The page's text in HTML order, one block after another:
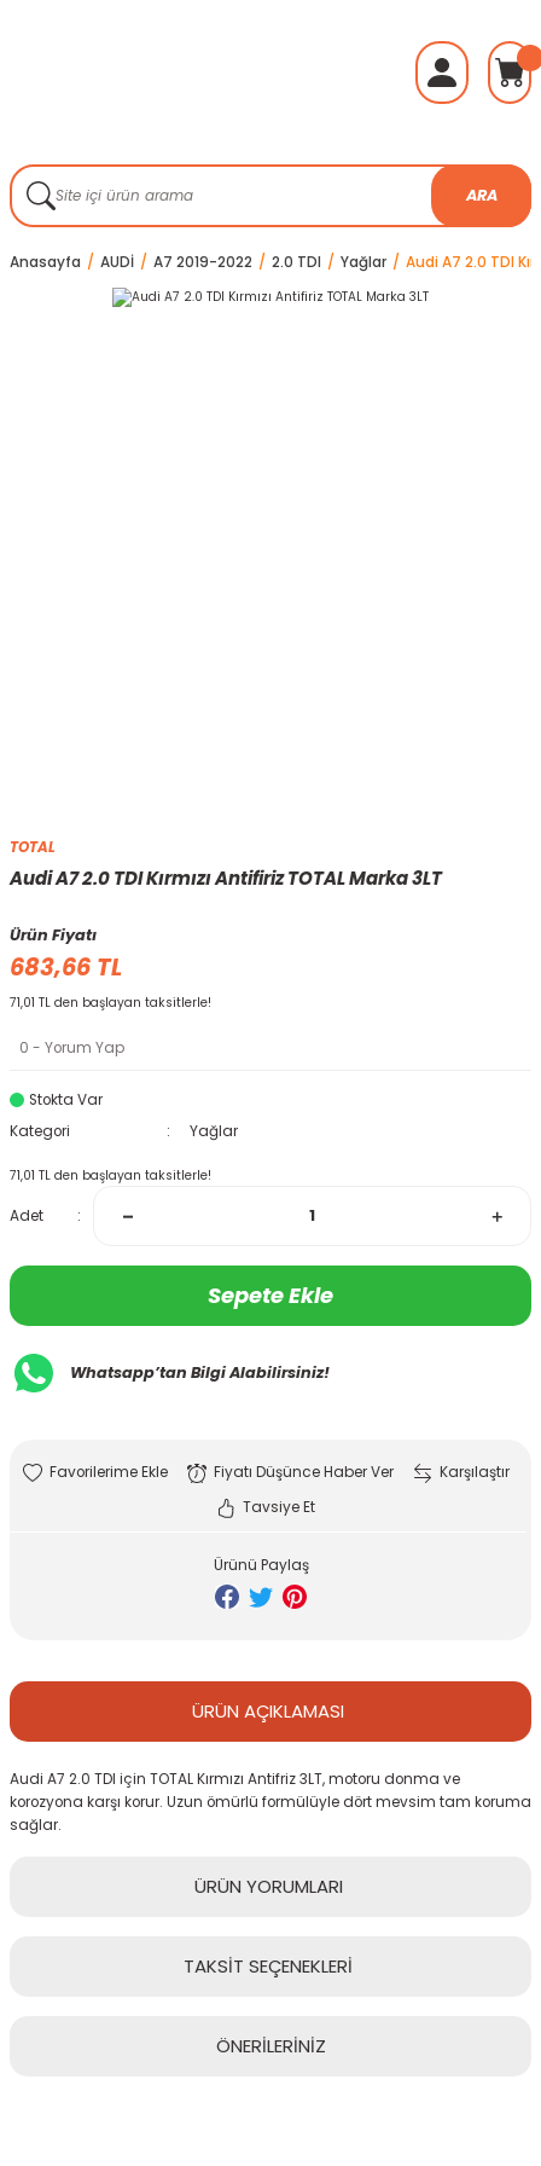
ARA
Anasayfa AUDİ A7 2019-2022 2.0 TDI Yağlar Audi A7 2.0 TDI
TOTAL
Audi A7 2.0 TDI Kırmızı Antifiriz TOTAL Marka 3LT
Ürün Fiyatı
683,66 TL
71,01 TL den başlayan taksitlerle!
0 - Yorum Yap
Stokta Var
Kategori
Yağlar
71,01 TL den başlayan taksitlerle!
Adet
Sepete Ekle
Whatsapp’tan Bilgi Alabilirsiniz!
Fiyatı Düşünce Haber Ver
Karşılaştır
Tavsiye Et
Ürünü Paylaş
ÜRÜN AÇIKLAMASI
Audi A7 2.0 TDI için TOTAL Kırmızı Antifriz 3LT, motoru donma ve
korozyona karşı korur. Uzun ömürlü formülüyle dört mevsim tam koruma
sağlar.
ÜRÜN YORUMLARI
TAKSİT SEÇENEKLERİ
ÖNERİLERİNİZ